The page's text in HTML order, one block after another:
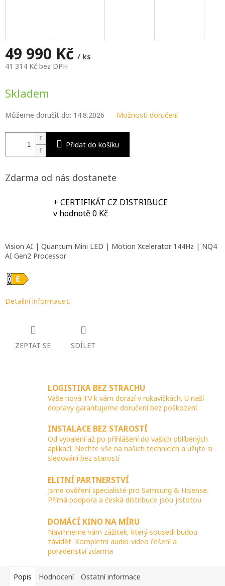
49 990 Kč / ks
41 314 Kč bez DPH
cena:
Skladem
Můžeme doručit do: 14.8.2026 Možnosti doručení
Přidat do košíku
Zdarma od nás dostanete
+ CERTIFIKÁT CZ DISTRIBUCE
v hodnotě 0 Kč
Vision AI | Quantum Mini LED | Motion Xcelerator 144Hz | NQ4
AI Gen2 Processor
Detailní informace
ZEPTAT SE SDÍLET
LOGISTIKA BEZ STRACHU
Vaše nová TV k vám dorazí v rukavičkách. U naší
dopravy garantujeme doručení bez poškození
INSTALACE BEZ STAROSTÍ
Od vybalení až po přihlášení do vašich oblíbených
aplikací. Nechte vše na našich technicích a užijte si
sledování bez starostí
ELITNÍ PARTNERSTVÍ
Jsme ověření specialisté pro Samsung & Hisense.
Přímá podpora a česká distribuce jsou jistotou
DOMÁCÍ KINO NA MÍRU
Navrhneme vám zážitek, který sousedi budou
závidět. Kompletní audio-video řešení a
poradenství zdarma
Popis Hodnocení Ostatní informace